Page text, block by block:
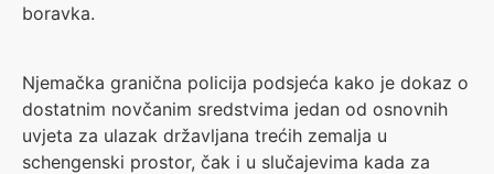
boravka.
Njemačka granična policija podsjeća kako je dokaz o
dostatnim novčanim sredstvima jedan od osnovnih
uvjeta za ulazak državljana trećih zemalja u
schengenski prostor, čak i u slučajevima kada za